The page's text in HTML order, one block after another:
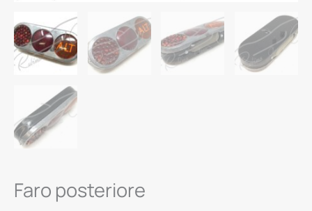
Faro posteriore